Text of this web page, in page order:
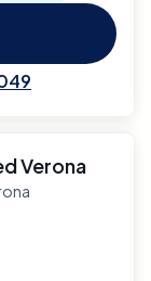
Verona